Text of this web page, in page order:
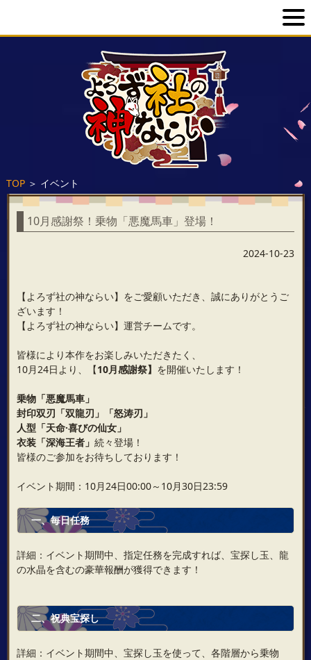
TOP＞ イベント
10月感謝祭！乗物「悪魔馬車」登場！
2024-10-23
【よろず社の神ならい】をご愛顧いただき、誠にありがとうご
ざいます！
【よろず社の神ならい】運営チームです。
皆様により本作をお楽しみいただきたく、
10月24日より、【10月感謝祭】 を開催いたします！
乗物「悪魔馬車」
封印双刃「双龍刃」「怒涛刃」
人型「天命·喜びの仙女」
衣装「深海王者」 続々登場！
皆様のご参加をお待ちしております！
イベント期間：10月24日00:00～10月30日23:59
一、毎日任務
詳細：イベント期間中、指定任務を完成すれば、宝探し玉、龍
の水晶を含むの豪華報酬が獲得できます！
二、祝典宝探し
詳細：イベント期間中、宝探し玉を使って、各階層から乗物